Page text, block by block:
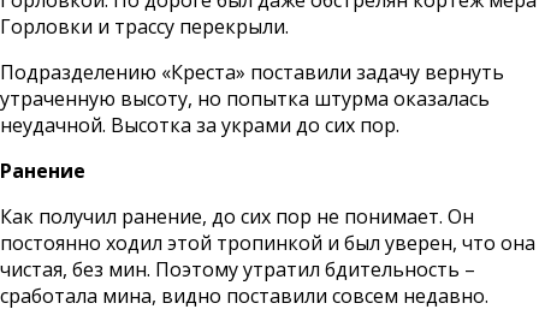
Горловки и трассу перекрыли.
Подразделению «Креста» поставили задачу вернуть
утраченную высоту, но попытка штурма оказалась
неудачной. Высотка за украми до сих пор.
Ранение
Как получил ранение, до сих пор не понимает. Он
постоянно ходил этой тропинкой и был уверен, что она
чистая, без мин. Поэтому утратил бдительность –
сработала мина, видно поставили совсем недавно.